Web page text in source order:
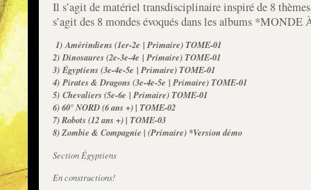
Il s’agit de matériel transdisciplinaire inspiré de 8
s’agit des 8 mondes évoqués dans les albums *MONDE
1)Amérindiens (1er-2e | Primaire) TOME-01
2) Dinosaures (2e-3e-4e | Primaire) TOME-01
3) Égyptiens (3e-4e-5e | Primaire) TOME-01
4) Pirates & Dragons (3e-4e-5e | Primaire) TOME-01
5) Chevaliers (5e-6e | Primaire) TOME-01
6) 60° NORD (6 ans +) | TOME-02
7) Robots (12 ans +) | TOME-03
8) Zombie & Compagnie | (Primaire) *Version démo
Section Égyptiens
En constructions!